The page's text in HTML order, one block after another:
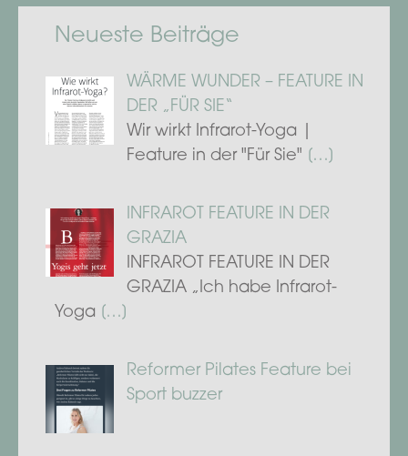
Neueste Beiträge
WÄRME WUNDER – FEATURE IN
DER „FÜR SIE“
Wir wirkt Infrarot-Yoga |
Feature in der "Für Sie" […]
INFRAROT FEATURE IN DER
GRAZIA
INFRAROT FEATURE IN DER
GRAZIA „Ich habe Infrarot-
Yoga […]
Reformer Pilates Feature bei
Sport buzzer